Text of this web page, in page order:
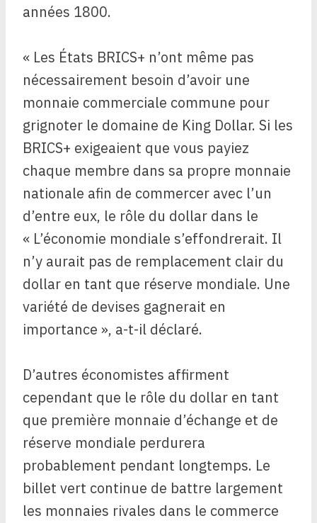
années 1800.
« Les États BRICS+ n’ont même pas
nécessairement besoin d’avoir une
monnaie commerciale commune pour
grignoter le domaine de King Dollar. Si les
BRICS+ exigeaient que vous payiez
chaque membre dans sa propre monnaie
nationale afin de commercer avec l’un
d’entre eux, le rôle du dollar dans le
« L’économie mondiale s’effondrerait. Il
n’y aurait pas de remplacement clair du
dollar en tant que réserve mondiale. Une
variété de devises gagnerait en
importance », a-t-il déclaré.
D’autres économistes affirment
cependant que le rôle du dollar en tant
que première monnaie d’échange et de
réserve mondiale perdurera
probablement pendant longtemps. Le
billet vert continue de battre largement
les monnaies rivales dans le commerce